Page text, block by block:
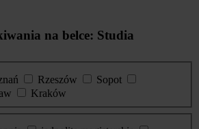
na belce: Studia
Rzeszów
Sopot
Kraków